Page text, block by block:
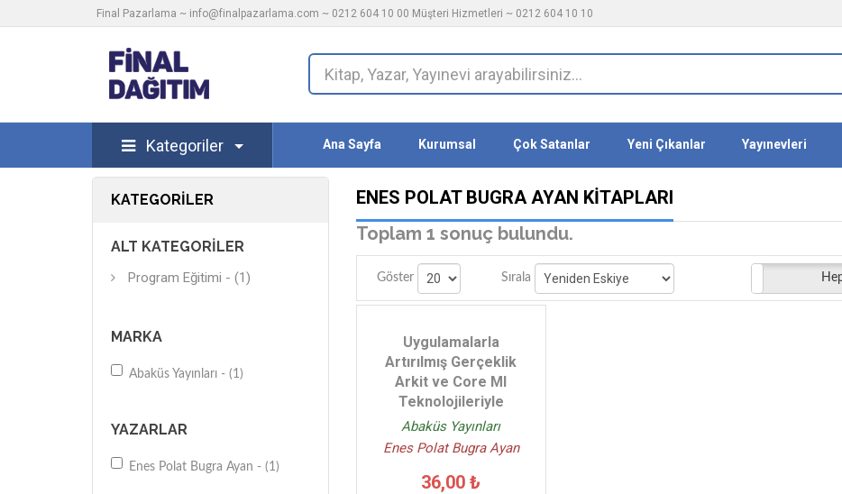
Final Pazarlama ~ info@finalpazarlama.com ~ 0212 604 10 00 Müşteri Hizmetleri ~ 0212 604 10 10
Kategoriler Ana Sayfa Kurumsal Çok Satanlar Yeni Çıkanlar Yayınevleri
KATEGORILER
ALT KATEGORILER
Program Eğitimi - (1)
MARKA
Abaküs Yayınları - (1)
YAZARLAR
Enes Polat Bugra Ayan - (1)
ENES POLAT BUGRA AYAN KITAPLARI
Toplam 1 sonuç bulundu.
Göster Sırala Stoktakiler
Uygulamalarla
Artırılmış Gerçeklik
Arkit ve Core Ml
Teknolojileriyle
Abaküs Yayınları
Enes Polat Bugra Ayan
36,00 ₺